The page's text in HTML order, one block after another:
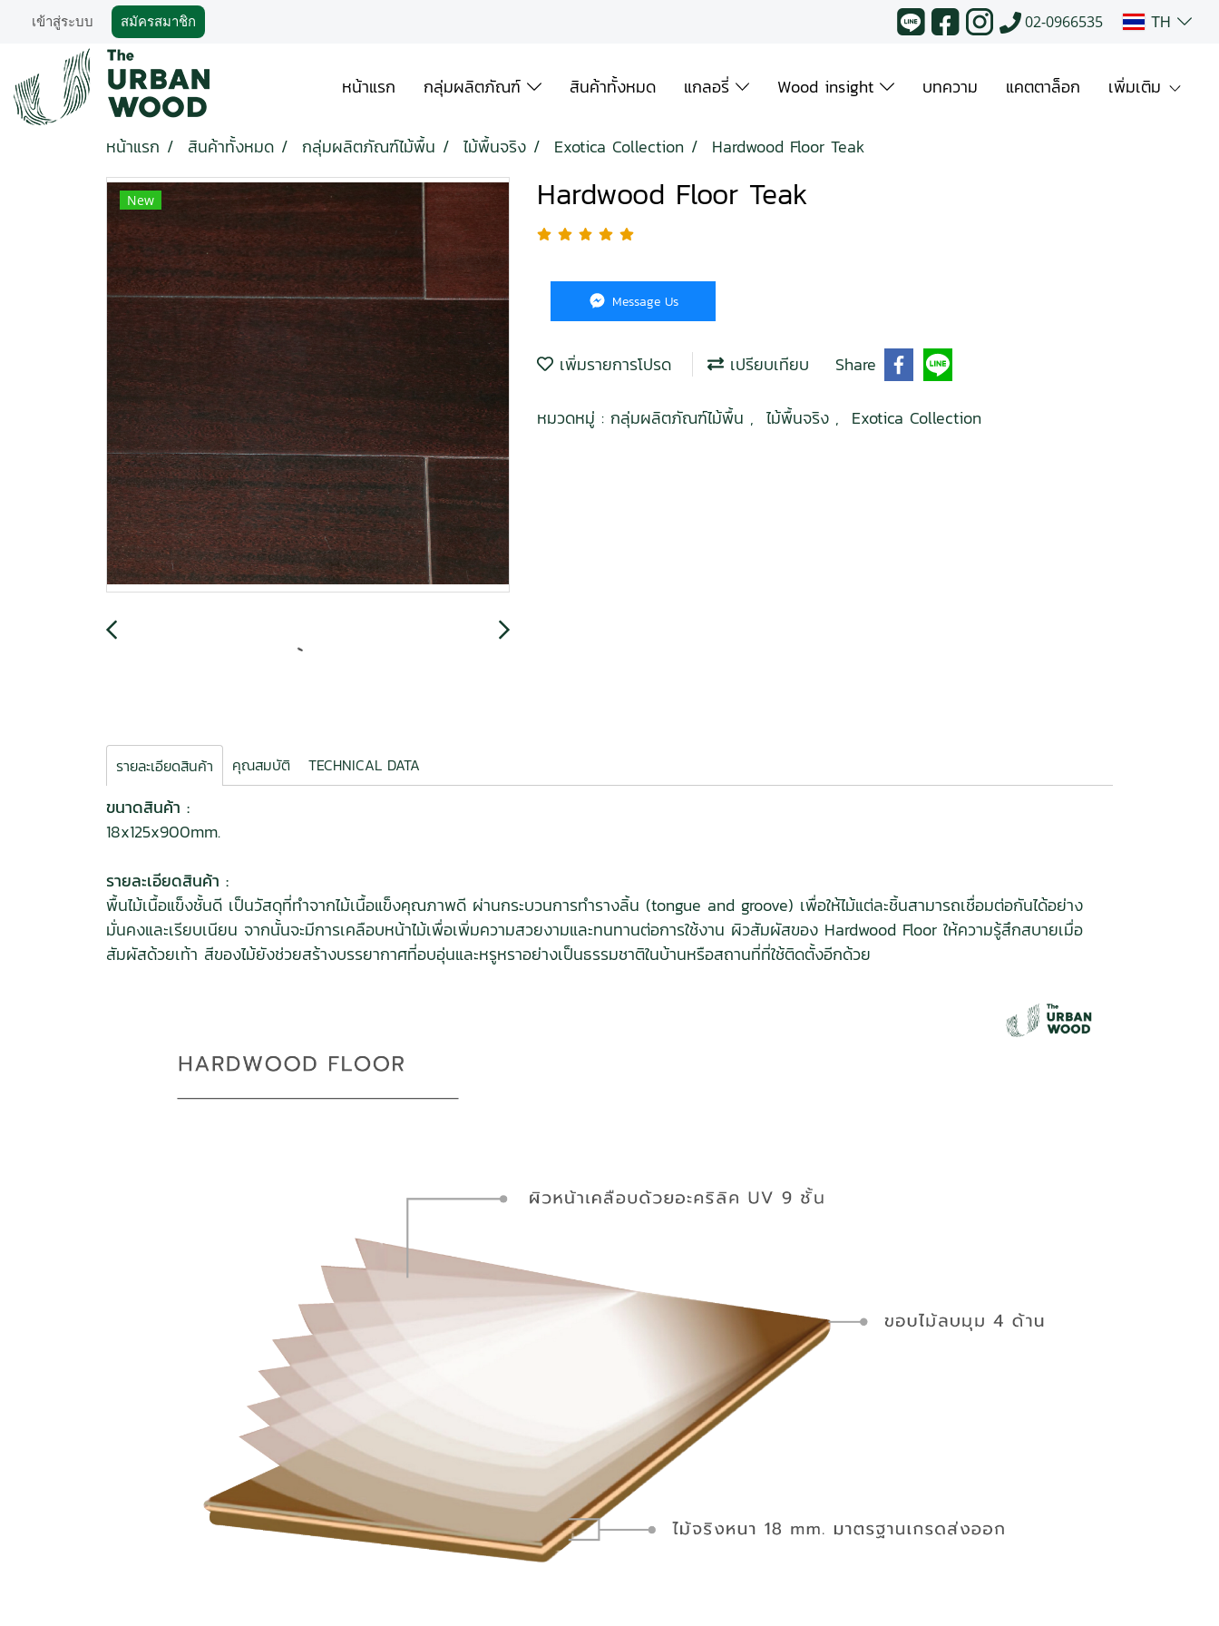
เข้าสู่ระบบ สมัครสมาชิก 02-0966535 TH
หน้าแรก กลุ่มผลิตภัณฑ์ สินค้าทั้งหมด แกลอรี่ Wood insight บทความ แคตตาล็อก เพิ่มเติม
หน้าแรก สินค้าทั้งหมด กลุ่มผลิตภัณฑ์ไม้พื้น ไม้พื้นจริง Exotica Collection Hardwood Floor Teak
New Hardwood Floor Teak
Message Us
เพิ่มรายการโปรด เปรียบเทียบ Share
หมวดหมู่ : กลุ่มผลิตภัณฑ์ไม้พื้น , ไม้พื้นจริง , Exotica Collection
รายละเอียดสินค้า คุณสมบัติ TECHNICAL DATA
ขนาดสินค้า :
18x125x900mm.
รายละเอียดสินค้า :
พื้นไม้เนื้อแข็งชั้นดี เป็นวัสดุที่ทำจากไม้เนื้อแข็งคุณภาพดี ผ่านกระบวนการทำรางลิ้น (tongue and groove) เพื่อให้ไม้แต่ละชิ้นสามารถเชื่อมต่อกันได้อย่าง
มั่นคงและเรียบเนียน จากนั้นจะมีการเคลือบหน้าไม้เพื่อเพิ่มความสวยงามและทนทานต่อการใช้งาน ผิวสัมผัสของ Hardwood Floor ให้ความรู้สึกสบายเมื่อ
สัมผัสด้วยเท้า สีของไม้ยังช่วยสร้างบรรยากาศที่อบอุ่นและหรูหราอย่างเป็นธรรมชาติในบ้านหรือสถานที่ที่ใช้ติดตั้งอีกด้วย